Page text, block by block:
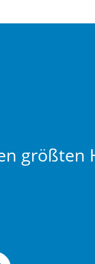
größten